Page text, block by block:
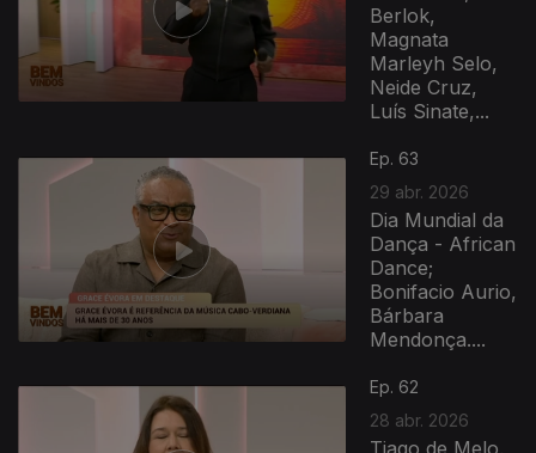
Berlok,
Magnata
Marleyh Selo,
Neide Cruz,
Luís Sinate,...
Ep. 63
29 abr. 2026
Dia Mundial da
Dança - African
Dance;
Bonifacio Aurio,
Bárbara
Mendonça....
Ep. 62
28 abr. 2026
Tiago de Melo,